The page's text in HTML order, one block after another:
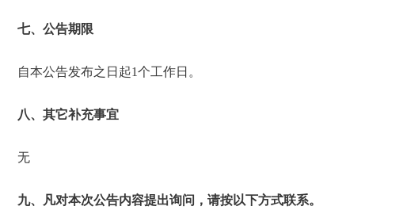
七、公告期限
自本公告发布之日起1个工作日。
八、其它补充事宜
无
九、凡对本次公告内容提出询问，请按以下方式联系。